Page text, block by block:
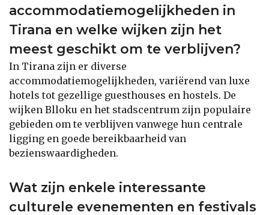
accommodatiemogelijkheden in
Tirana en welke wijken zijn het
meest geschikt om te verblijven?
In Tirana zijn er diverse
accommodatiemogelijkheden, variërend van luxe
hotels tot gezellige guesthouses en hostels. De
wijken Blloku en het stadscentrum zijn populaire
gebieden om te verblijven vanwege hun centrale
ligging en goede bereikbaarheid van
bezienswaardigheden.
Wat zijn enkele interessante
culturele evenementen en festivals